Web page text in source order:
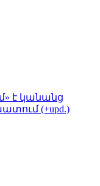
է կանանց
(+upd.)